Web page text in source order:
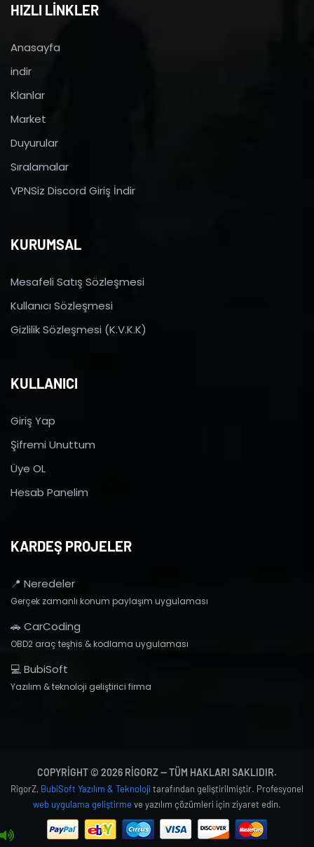
HIZLI LİNKLER
Anasayfa
indir
Klanlar
Market
Duyurular
Sıralamalar
VPNSiz Discord Giriş İndir
KURUMSAL
Mesafeli Satış Sözleşmesi
Kullanıcı Sözleşmesi
Gizlilik Sözleşmesi (K.V.K.K)
KULLANICI
Giriş Yap
Şifremi Unuttum
Üye OL
Hesab Panelim
KARDEŞ PROJELER
📍 Neredeler
Gerçek zamanlı konum paylaşım uygulaması
🚗 CarCoding
OBD2 araç teşhis & kodlama uygulaması
💻 BubiSoft
Yazılım & teknoloji geliştirici firma
COPYRIGHT © 2026 RIGORZ — TÜM HAKLARI SAKLIDIR.
RigorZ, BubiSoft Yazılım & Teknoloji tarafından geliştirilmiştir. Profesyonel
web uygulama geliştirmeve yazılım çözümleri için ziyaret edin.